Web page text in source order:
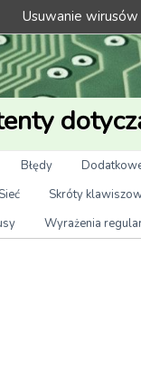
Usuwanie
Błędy
Sieć
Skróty
Wyrażenia